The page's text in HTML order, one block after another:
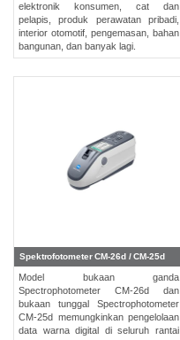
Unit
Bisnis
Penginderaan
Perjuangkan
Pojok
Pengembangan
Produk
Layanan
Teknis
elektronik konsumen, cat dan
pelapis, produk perawatan pribadi,
interior otomotif, pengemasan, bahan
bangunan, dan banyak lagi.
Spektrofotometer CM-26d / CM-25d
Model bukaan ganda
Spectrophotometer CM-26d dan
bukaan tunggal Spectrophotometer
CM-25d memungkinkan pengelolaan
data warna digital di seluruh rantai